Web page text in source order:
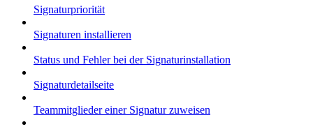
Signaturpriorität
Signaturen installieren
Status und Fehler bei der Signaturinstallation
Signaturdetailseite
Teammitglieder einer Signatur zuweisen